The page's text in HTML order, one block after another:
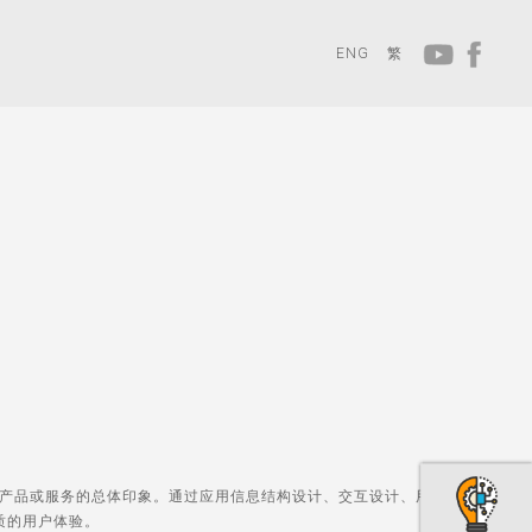
ENG 繁
或服务的总体印象。通过应用信息结构设计、交互设计、用户界面设计、
用户体验。